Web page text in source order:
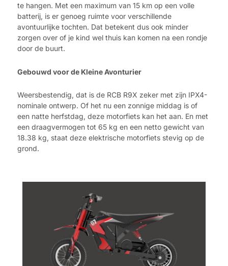
te hangen. Met een maximum van 15 km op een volle
batterij, is er genoeg ruimte voor verschillende
avontuurlijke tochten. Dat betekent dus ook minder
zorgen over of je kind wel thuis kan komen na een rondje
door de buurt.
Gebouwd voor de Kleine Avonturier
Weersbestendig, dat is de RCB R9X zeker met zijn IPX4-
nominale ontwerp. Of het nu een zonnige middag is of
een natte herfstdag, deze motorfiets kan het aan. En met
een draagvermogen tot 65 kg en een netto gewicht van
18.38 kg, staat deze elektrische motorfiets stevig op de
grond.